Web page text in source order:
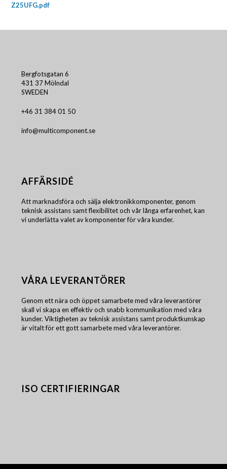
Z25UFG.pdf
Bergfotsgatan 6
431 37 Mölndal
SWEDEN
+46 31 384 01 50
info@multicomponent.se
AFFÄRSIDÉ
Att marknadsföra och sälja elektronikkomponenter, genom
teknisk assistans samt flexibilitet och vår långa erfarenhet, kan
vi underlätta valet av komponenter för våra kunder.
VÅRA LEVERANTÖRER
Genom ett nära och öppet samarbete med våra leverantörer
skall vi skapa en effektiv och snabb kommunikation med våra
kunder. Viktigheten av teknisk assistans samt produktkunskap
är vitalt för ett gott samarbete med våra leverantörer.
ISO CERTIFIERINGAR